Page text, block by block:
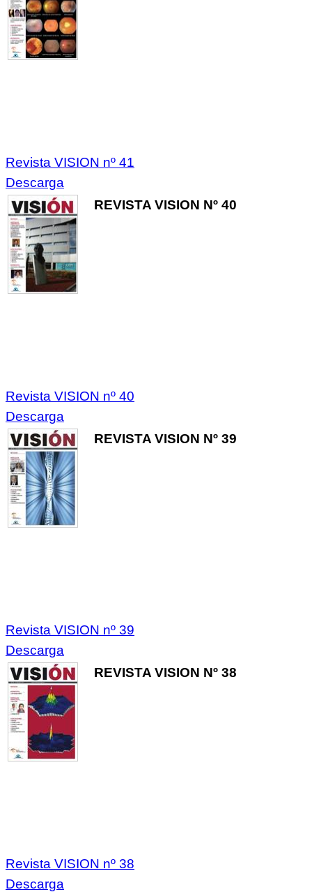
Revista VISION nº 41
Descarga
REVISTA VISION Nº 40
Revista VISION nº 40
Descarga
REVISTA VISION Nº 39
Revista VISION nº 39
Descarga
REVISTA VISION Nº 38
Revista VISION nº 38
Descarga